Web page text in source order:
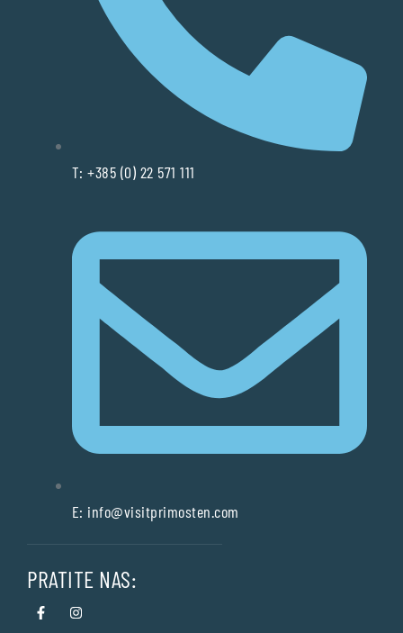
T: +385 (0) 22 571 111
E: info@visitprimosten.com
PRATITE NAS: